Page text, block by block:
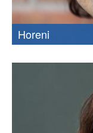
Horeni